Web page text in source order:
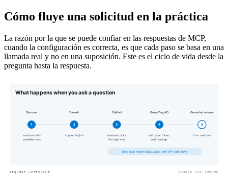
Cómo fluye una solicitud en la práctica
La razón por la que se puede confiar en las respuestas de MCP,
cuando la configuración es correcta, es que cada paso se basa en una
llamada real y no en una suposición. Este es el ciclo de vida desde la
pregunta hasta la respuesta.